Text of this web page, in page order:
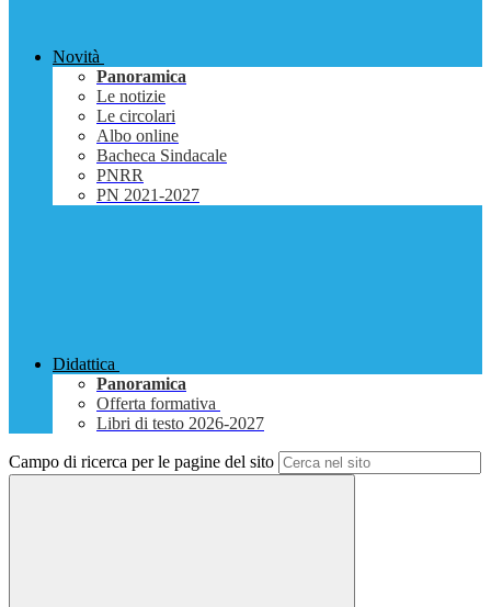
Novità
Panoramica
Le notizie
Le circolari
Albo online
Bacheca Sindacale
PNRR
PN 2021-2027
Didattica
Panoramica
Offerta formativa
Libri di testo 2026-2027
Campo di ricerca per le pagine del sito